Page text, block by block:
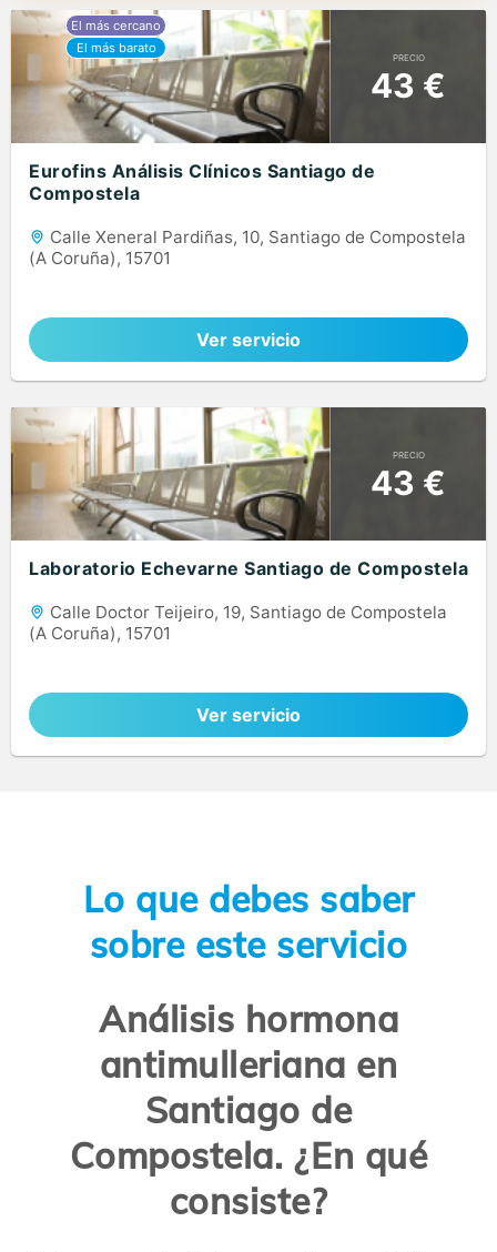
PRECIO
43 €
Eurofins Análisis Clínicos Santiago de
Compostela
Calle Xeneral Pardiñas, 10, Santiago de Compostela
(A Coruña), 15701
Ver servicio
PRECIO
43 €
Laboratorio Echevarne Santiago de Compostela
Calle Doctor Teijeiro, 19, Santiago de Compostela
(A Coruña), 15701
Ver servicio
Lo que debes saber
sobre este servicio
Análisis hormona
antimulleriana en
Santiago de
Compostela. ¿En qué
consiste?